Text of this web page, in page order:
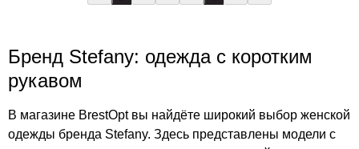
Бренд Stefany: одежда с коротким
рукавом
В магазине BrestOpt вы найдёте широкий выбор женской
одежды бренда Stefany. Здесь представлены модели с